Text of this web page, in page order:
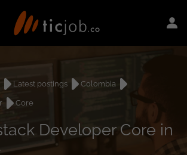
Latest postings
Colombia
Core
Developer Core in